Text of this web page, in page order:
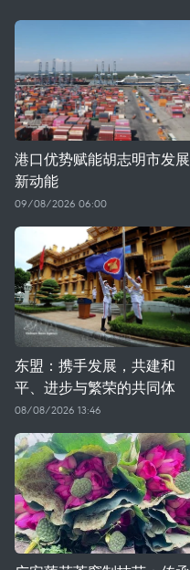
港口优势赋能胡志明市发展
新动能
09/08/2026 06:00
东盟：携手发展，共建和
平、进步与繁荣的共同体
08/08/2026 13:46